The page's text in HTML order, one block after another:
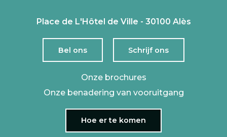
Place de L'Hôtel de Ville - 30100 Alès
Bel ons Schrijf ons
Onze brochures
Onze benadering van vooruitgang
Hoe er te komen